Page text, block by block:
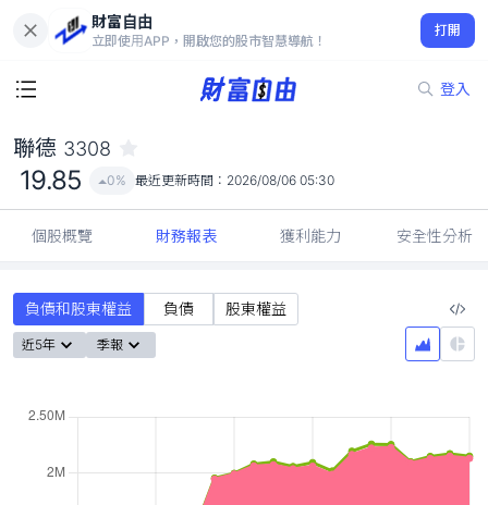
財富自由
立即使用APP，開啟您的股市智慧導航！
打開
登入
19.85
0%
聯德 3308
19.85 0% 最近更新時間： 2026/08/06 05:30
個股概覽 財務報表 獲利能力 安全性分析
負債和股東權益 負債 股東權益
近5年 季報